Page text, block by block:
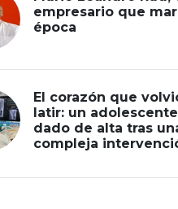
empresario que
época
El corazón que
latir: un
dado de alta tras
compleja